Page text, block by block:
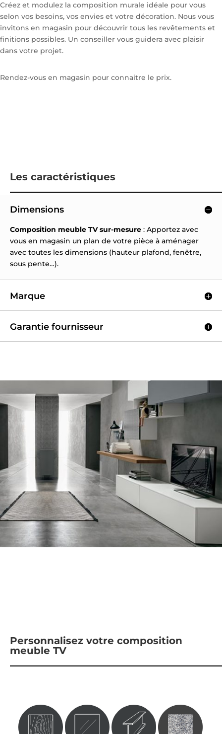
Créez et modulez la composition murale idéale pour vous
selon vos besoins, vos envies et votre décoration. Nous vous
invitons en magasin pour découvrir tous les revêtements et
finitions possibles. Un conseiller vous guidera avec plaisir
dans votre projet.
Rendez-vous en magasin pour connaitre le prix.
Les caractéristiques
Dimensions
Composition meuble TV sur-mesure : Apportez avec
vous en magasin un plan de votre pièce à aménager
avec toutes les dimensions (hauteur plafond, fenêtre,
sous pente…).
Marque
Garantie fournisseur
Personnalisez votre composition
meuble TV